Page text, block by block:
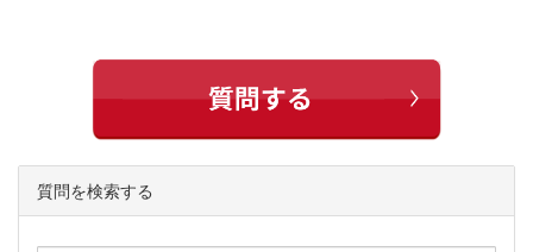
質問を検索する